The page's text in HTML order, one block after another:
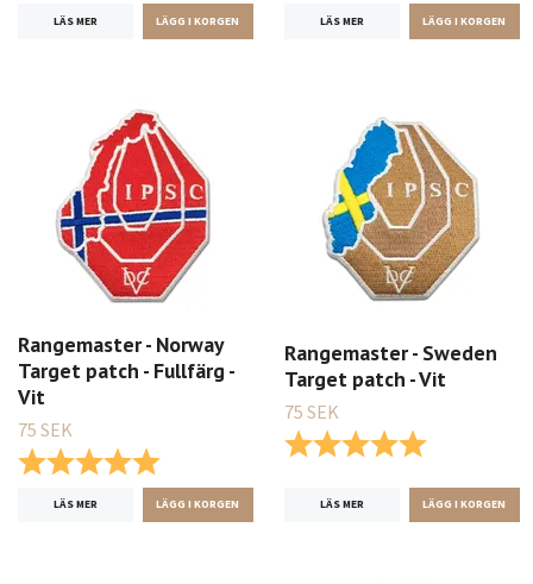
LÄS MER LÄS MER
Rangemaster - Norway
Target patch - Fullfärg -
Vit
75 SEK
Betyg:
5.0 utav 5 stjärnor
LÄS MER
Rangemaster - Sweden
Target patch - Vit
75 SEK
Betyg:
LÄS MER